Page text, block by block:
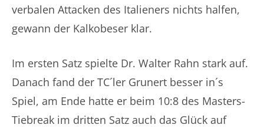
verbalen Attacken des Italieners nichts halfen,
gewann der Kalkobeser klar.
Im ersten Satz spielte Dr. Walter Rahn stark auf.
Danach fand der TC´ler Grunert besser in´s
Spiel, am Ende hatte er beim 10:8 des Masters-
Tiebreak im dritten Satz auch das Glück auf